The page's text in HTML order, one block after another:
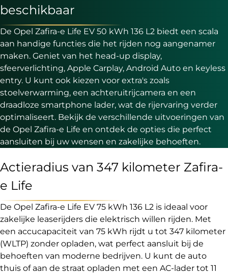
beschikbaar
De Opel Zafira-e Life EV 50 kWh 136 L2 biedt een scala
aan handige functies die het rijden nog aangenamer
maken. Geniet van het head-up display,
sfeerverlichting, Apple Carplay, Android Auto en keyless
entry. U kunt ook kiezen voor extra's zoals
stoelverwarming, een achteruitrijcamera en een
draadloze smartphone lader, wat de rijervaring verder
optimaliseert. Bekijk de verschillende uitvoeringen van
de Opel Zafira-e Life en ontdek de opties die perfect
aansluiten bij uw wensen en zakelijke behoeften.
Actieradius van 347 kilometer Zafira-
e Life
De Opel Zafira-e Life EV 75 kWh 136 L2 is ideaal voor
zakelijke leaserijders die elektrisch willen rijden. Met
een accucapaciteit van 75 kWh rijdt u tot 347 kilometer
(WLTP) zonder opladen, wat perfect aansluit bij de
behoeften van moderne bedrijven. U kunt de auto
thuis of aan de straat opladen met een AC-lader tot 11